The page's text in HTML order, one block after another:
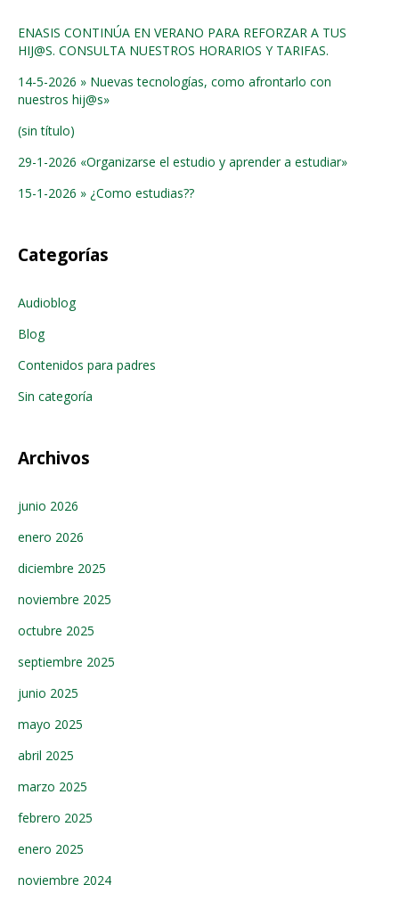
ENASIS CONTINÚA EN VERANO PARA REFORZAR A TUS
HIJ@S. CONSULTA NUESTROS HORARIOS Y TARIFAS.
14-5-2026 » Nuevas tecnologías, como afrontarlo con
nuestros hij@s»
(sin título)
29-1-2026 «Organizarse el estudio y aprender a estudiar»
15-1-2026 » ¿Como estudias??
Categorías
Audioblog
Blog
Contenidos para padres
Sin categoría
Archivos
junio 2026
enero 2026
diciembre 2025
noviembre 2025
octubre 2025
septiembre 2025
junio 2025
mayo 2025
abril 2025
marzo 2025
febrero 2025
enero 2025
noviembre 2024